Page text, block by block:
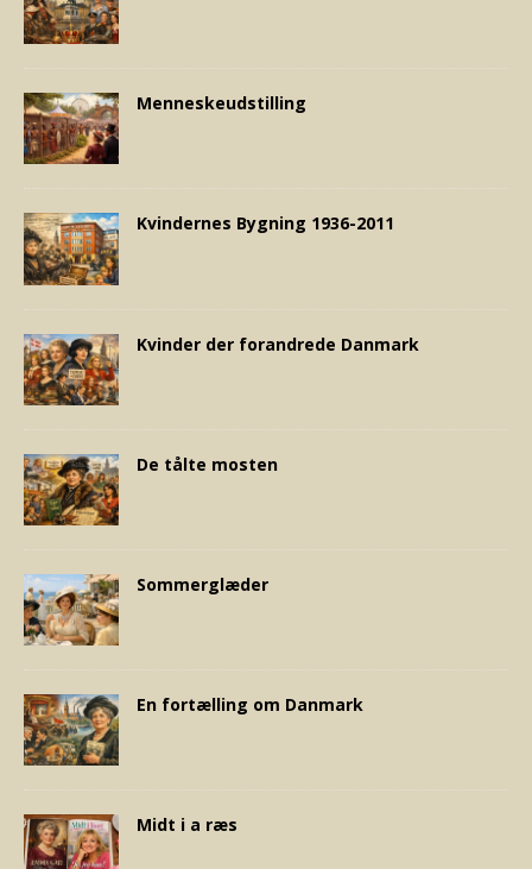
Menneskeudstilling
Kvindernes Bygning 1936-2011
Kvinder der forandrede Danmark
De tålte mosten
Sommerglæder
En fortælling om Danmark
Midt i a ræs